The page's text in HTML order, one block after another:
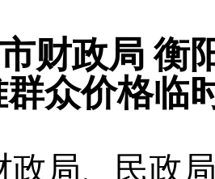
财政局 衡
群众价格临
政局、民政